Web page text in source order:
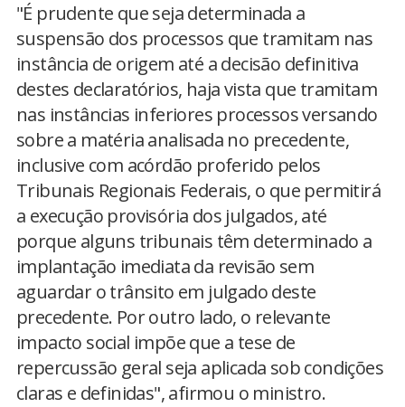
"É prudente que seja determinada a
suspensão dos processos que tramitam nas
instância de origem até a decisão definitiva
destes declaratórios, haja vista que tramitam
nas instâncias inferiores processos versando
sobre a matéria analisada no precedente,
inclusive com acórdão proferido pelos
Tribunais Regionais Federais, o que permitirá
a execução provisória dos julgados, até
porque alguns tribunais têm determinado a
implantação imediata da revisão sem
aguardar o trânsito em julgado deste
precedente. Por outro lado, o relevante
impacto social impõe que a tese de
repercussão geral seja aplicada sob condições
claras e definidas", afirmou o ministro.